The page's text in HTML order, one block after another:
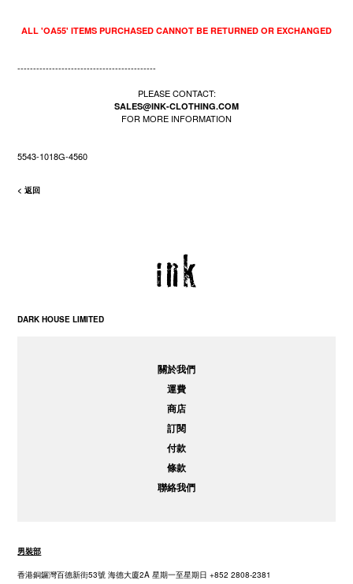
ALL 'OA55' ITEMS PURCHASED CANNOT BE RETURNED OR EXCHANGED
--------------------------------------------
PLEASE CONTACT:
SALES@INK-CLOTHING.COM
FOR MORE INFORMATION
5543-1018G-4560
< 返回
DARK HOUSE LIMITED
關於我們
運費
商店
訂閱
付款
條款
聯絡我們
男裝部
香港銅鑼灣百德新街53號 海德大廈2A 星期一至星期日 +852 2808-2381